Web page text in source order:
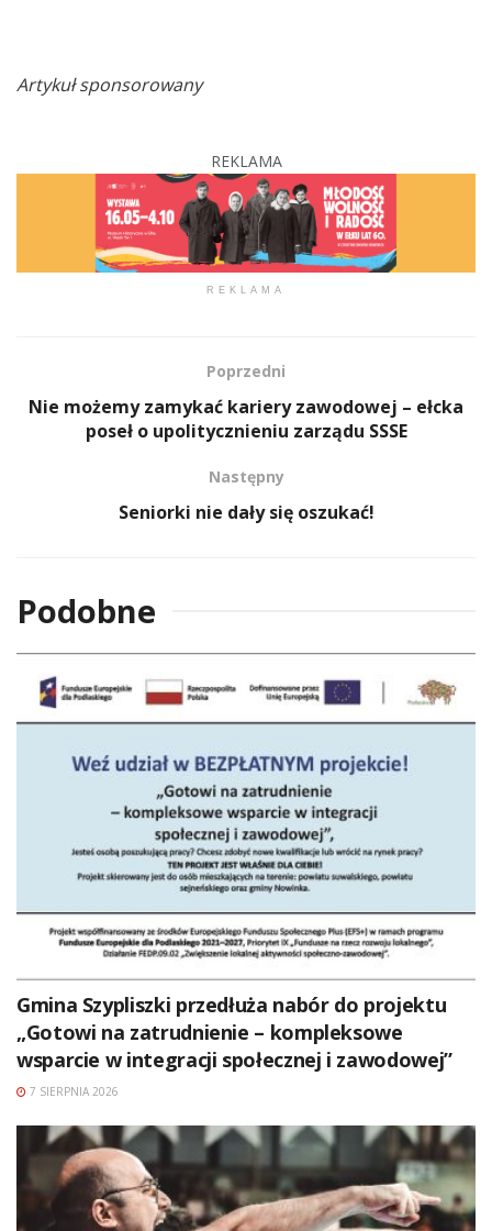
Artykuł sponsorowany
REKLAMA
REKLAMA
Poprzedni
Nie możemy zamykać kariery zawodowej – ełcka
poseł o upolitycznieniu zarządu SSSE
Następny
Seniorki nie dały się oszukać!
Podobne
Gmina Szypliszki przedłuża nabór do projektu
„Gotowi na zatrudnienie – kompleksowe
wsparcie w integracji społecznej i zawodowej”
7 SIERPNIA 2026